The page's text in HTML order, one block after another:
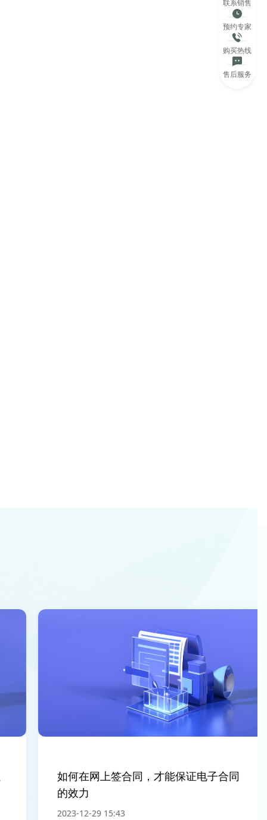
如何在网上签合同，才能保证电子合同
的效力
2023-12-29 15:43
联系销售
预约专家
购买热线
售后服务